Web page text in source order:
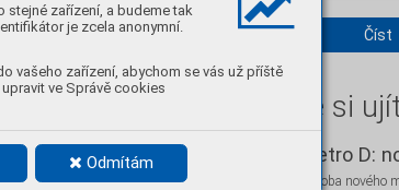
stejné zařízení, a budeme tak
je zcela anonymní.
vašeho zařízení, abychom se vás už příště
ve Správě cookies
Odmítám
Číst
Nenechte si ujít
Metro D:
Podoba